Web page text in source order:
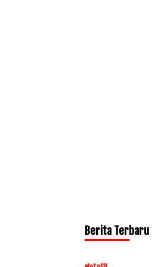
Berita Terbaru